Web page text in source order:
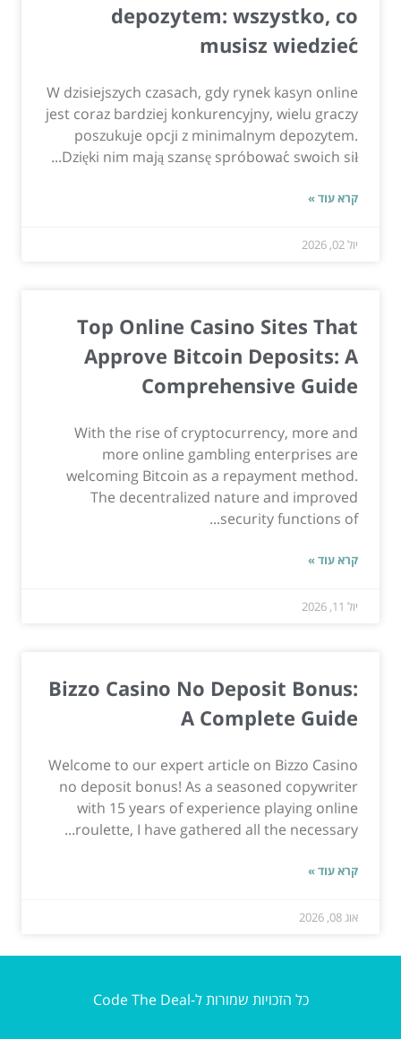
depozytem: wszystko, co
musisz wiedzieć
W dzisiejszych czasach, gdy rynek kasyn online
jest coraz bardziej konkurencyjny, wielu graczy
poszukuje opcji z minimalnym depozytem.
Dzięki nim mają szansę spróbować swoich sił...
קרא עוד »
יול 02, 2026
Top Online Casino Sites That
Approve Bitcoin Deposits: A
Comprehensive Guide
With the rise of cryptocurrency, more and
more online gambling enterprises are
welcoming Bitcoin as a repayment method.
The decentralized nature and improved
security functions of...
קרא עוד »
יול 11, 2026
Bizzo Casino No Deposit Bonus:
A Complete Guide
Welcome to our expert article on Bizzo Casino
no deposit bonus! As a seasoned copywriter
with 15 years of experience playing online
roulette, I have gathered all the necessary...
קרא עוד »
אוג 08, 2026
כל הזכויות שמורות ל-Code The Deal